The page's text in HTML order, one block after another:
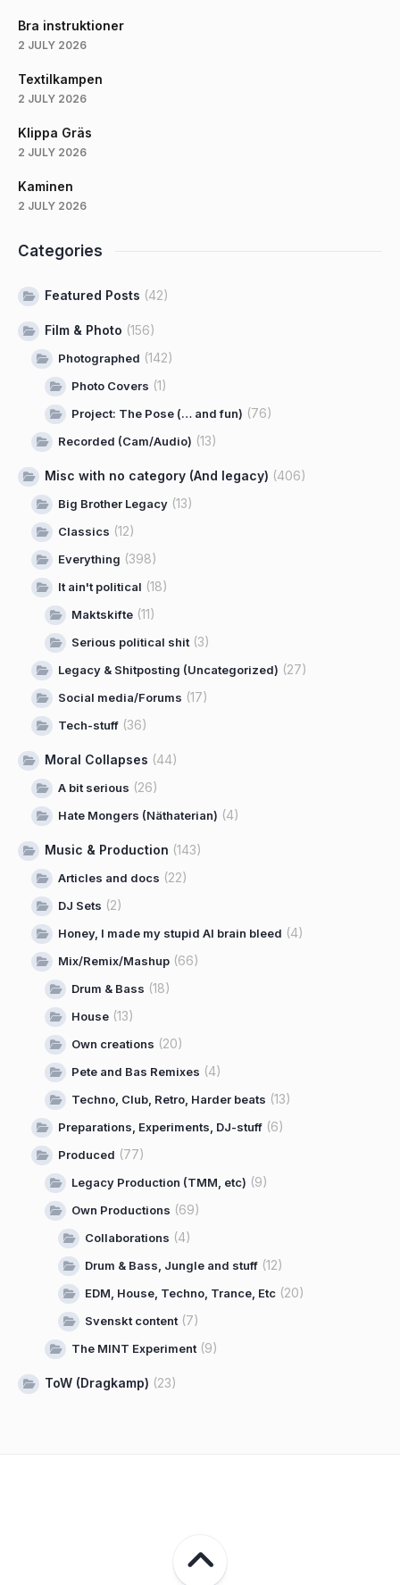
Bra instruktioner
2 JULY 2026
Textilkampen
2 JULY 2026
Klippa Gräs
2 JULY 2026
Kaminen
2 JULY 2026
Categories
Featured Posts (42)
Film & Photo (156)
Photographed (142)
Photo Covers (1)
Project: The Pose (… and fun) (76)
Recorded (Cam/Audio) (13)
Misc with no category (And legacy) (406)
Big Brother Legacy (13)
Classics (12)
Everything (398)
It ain't political (18)
Maktskifte (11)
Serious political shit(3)
Legacy & Shitposting (Uncategorized) (27)
Social media/Forums (17)
Tech-stuff (36)
Moral Collapses (44)
A bit serious (26)
Hate Mongers (Näthaterian) (4)
Music & Production (143)
Articles and docs (22)
DJ Sets (2)
Honey, I made my stupid AI brain bleed (4)
Mix/Remix/Mashup (66)
Drum & Bass (18)
House (13)
Own creations (20)
Pete and Bas Remixes (4)
Techno, Club, Retro, Harder beats (13)
Preparations, Experiments, DJ-stuff (6)
Produced (77)
Legacy Production (TMM, etc) (9)
Own Productions (69)
Collaborations (4)
Drum & Bass, Jungle and stuff (12)
EDM, House, Techno, Trance, Etc (20)
Svenskt content(7)
The MINT Experiment(9)
ToW (Dragkamp) (23)